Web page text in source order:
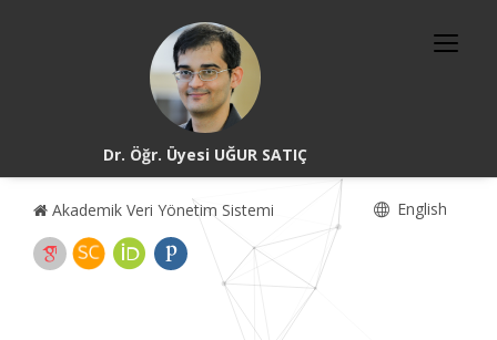
Dr. Öğr. Üyesi UĞUR SATIÇ
Akademik Veri Yönetim Sistemi English